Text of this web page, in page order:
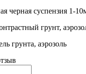
черная суспензия 1-
грунт,
грунта, аэрозоль